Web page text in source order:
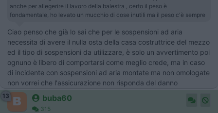
anche per allegerire il lavoro della balestra , certo il peso è
fondamentale, ho levato un mucchio di cose inutili ma il peso c'è sempre
Ciao penso che già lo sai che per le sospensioni ad aria
necessita di avere il nulla osta della casa costruttrice del mezzo
ed il tipo di sospensioni da utilizzare, è solo un avvertimento poi
ognuno è libero di comportarsi come meglio crede, ma in caso
di incidente con sospensioni ad aria montate ma non omologate
non vorrei che l'assicurazione non risponda del danno
13 buba60
315